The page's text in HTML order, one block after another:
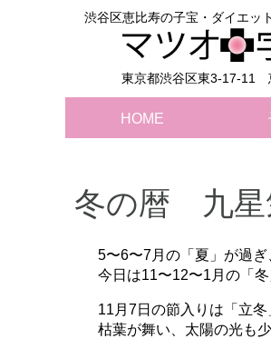
渋谷区恵比寿の子宝・ダイエッ
東京都渋谷区東3-17-11
HOME
冬の暦 九星
5〜6〜7月の「夏」が過
今日は11〜12〜1月の「冬
11月7日の節入りは「立冬
枯葉が舞い、太陽の光も